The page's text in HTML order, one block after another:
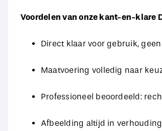
Voordelen van onze kant-en-klare
Direct klaar voor gebruik,
Maatvoering volledig naar
Professioneel beoordeeld:
Afbeelding altijd in